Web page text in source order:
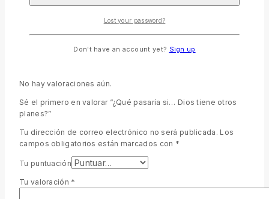
Valoramos la integridad en lo público y privado.
0.453592 kg
No hay valoraciones aún.
Sé el primero en valorar “¿Qué pasaría si… Dios tiene otros
planes?”
Tu dirección de correo electrónico no será publicada. Los
campos obligatorios están marcados con *
Tu puntuación
Tu valoración *
Lost your password?
Don't have an account yet? Sign up